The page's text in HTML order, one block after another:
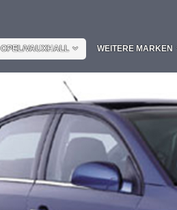
OPEL/VAUXHALL WEITERE MARKEN